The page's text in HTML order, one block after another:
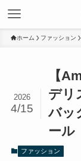
ホーム ファッション
【
デリ
バッ
ール
2026
4/15
ファッション